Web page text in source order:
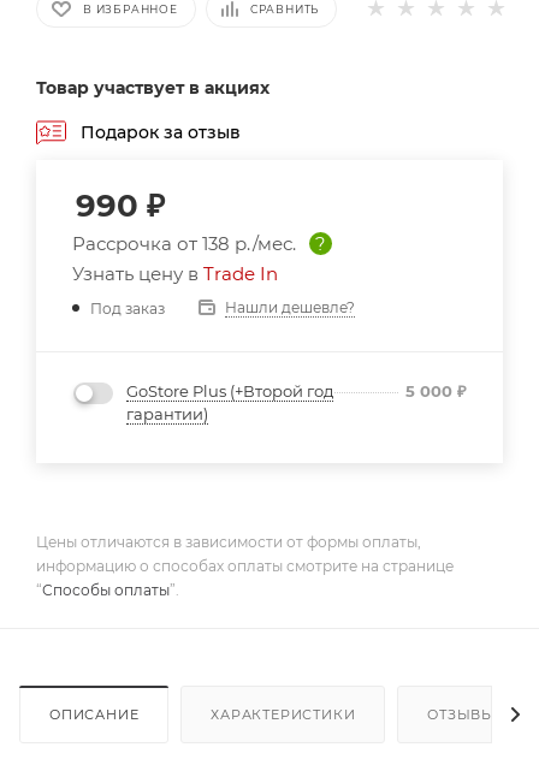
В ИЗБРАННОЕ СРАВНИТЬ
Товар участвует в акциях
Подарок за отзыв
990 ₽
Рассрочка от 138 р./мес.
?
Узнать цену в Trade In
Под заказ Нашли дешевле?
GoStore Plus (+Второй год
гарантии)
5 000 ₽
Цены отличаются в зависимости от формы оплаты,
информацию о способах оплаты смотрите на странице
“Способы оплаты”.
ОПИСАНИЕ ХАРАКТЕРИСТИКИ ОТЗЫВЫ